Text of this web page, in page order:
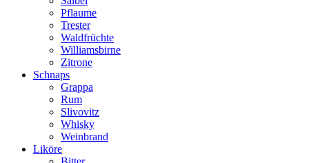
Pflaume
Trester
Waldfrüchte
Williamsbirne
Zitrone
Schnaps
Grappa
Rum
Slivovitz
Whisky
Weinbrand
Liköre